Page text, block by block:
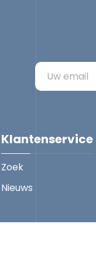
Klantenservice
Zoek
Nieuws